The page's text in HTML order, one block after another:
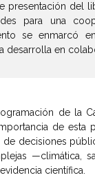
del
para una
se enmarcó
desarrolla en
de la
de esta
decisiones
—climática,
científica.